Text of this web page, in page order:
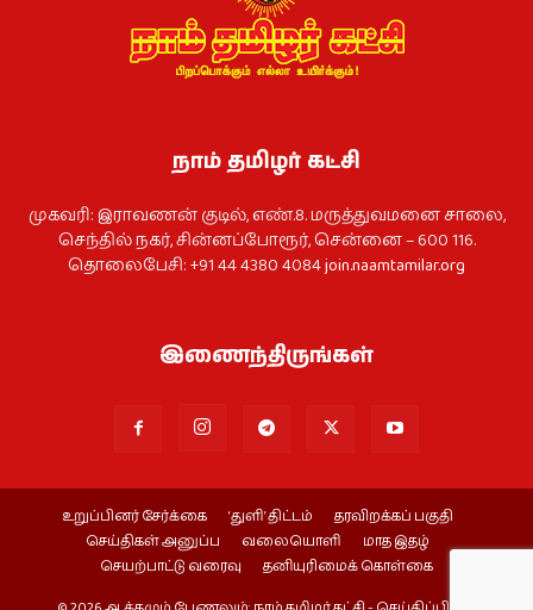
நாம் தமிழர் கட்சி
முகவரி: இராவணன் குடில், எண்.8. மருத்துவமனை சாலை,
செந்தில் நகர், சின்னப்போரூர், சென்னை – 600 116.
தொலைபேசி: +91 44 4380 4084join.naamtamilar.org
இணைந்திருங்கள்
உறுப்பினர் சேர்க்கை ‘துளி’ திட்டம்
தரவிறக்கப் பகுதி
செய்திகள் அனுப்ப
வலையொளி
மாத இதழ்
செயற்பாட்டு வரைவு
தனியுரிமைக் கொள்கை